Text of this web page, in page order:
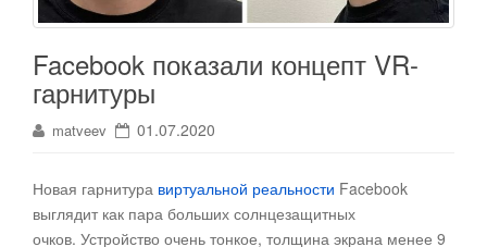
t
Facebook показали концепт VR-
гарнитуры
matveev 01.07.2020
Новая гарнитура виртуальной реальности Facebook
выглядит как пара больших солнцезащитных
очков. Устройство очень тонкое, толщина экрана менее 9